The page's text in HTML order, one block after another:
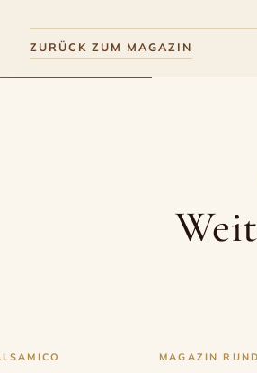
ZURÜCK ZUM MAGAZIN
MAGAZIN